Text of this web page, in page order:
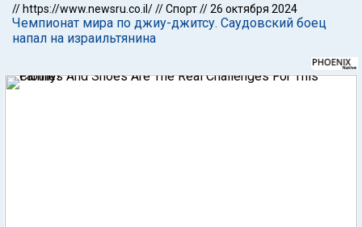
// https://www.newsru.co.il///Спорт//26 октября 2024
Чемпионат мира по джиу-джитсу. Саудовский боец
напал на израильтянина